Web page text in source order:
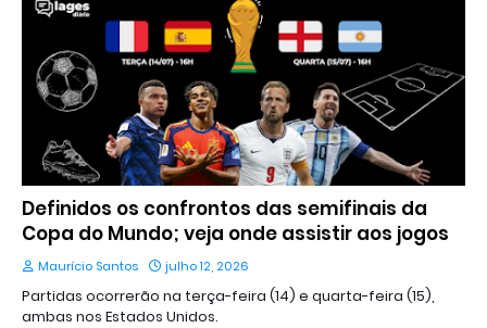
Definidos os confrontos das semifinais da
Copa do Mundo; veja onde assistir aos jogos
Maurício Santos julho 12, 2026
Partidas ocorrerão na terça-feira (14) e quarta-feira (15),
ambas nos Estados Unidos.